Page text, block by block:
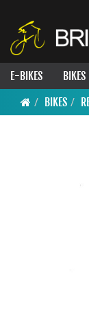
E-BIKES BIKES
BIKES